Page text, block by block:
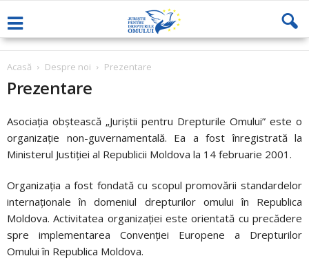
Acasă Despre noi Prezentare
Prezentare
Asociaţia obştească „Juriştii pentru Drepturile Omului” este o
organizaţie non-guvernamentală. Ea a fost înregistrată la
Ministerul Justiţiei al Republicii Moldova la 14 februarie 2001.
Organizaţia a fost fondată cu scopul promovării standardelor
internaţionale în domeniul drepturilor omului în Republica
Moldova. Activitatea organizaţiei este orientată cu precădere
spre implementarea Convenţiei Europene a Drepturilor
Omului în Republica Moldova.